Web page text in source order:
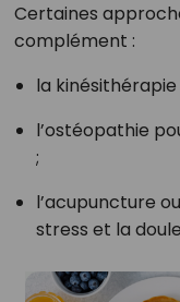
Certaines
complément :
la
l’ostéopathie
;
l’acupuncture
stress et la